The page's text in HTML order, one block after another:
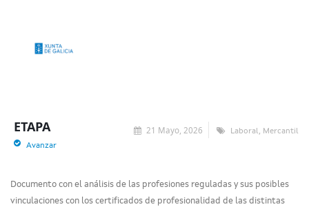
21 Mayo, 2026 Laboral Mercantil
ETAPA
Avanzar
Documento con el análisis de las profesiones reguladas y sus posibles
vinculaciones con los certificados de profesionalidad de las distintas